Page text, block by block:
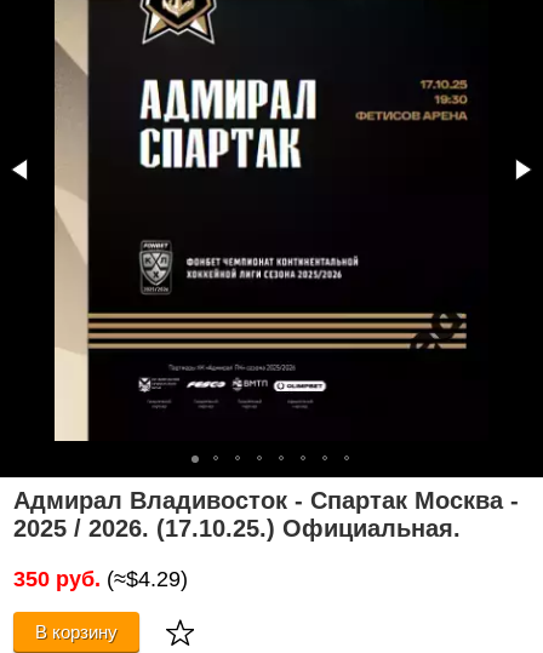
Адмирал Владивосток - Спартак Москва -
2025 / 2026. (17.10.25.) Официальная.
350 руб. (≈$4.29)
В корзину